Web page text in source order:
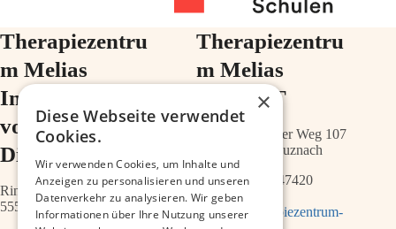
Therapiezentru
m Melias
Im Ärztehaus
vor der
Diakonie
Ringstr.64a
55543 Bad Kreuznach
Therapiezentru
m Melias
im ZIMT
Schwabenheimer Weg 107
55543 Bad Kreuznach
0671 – 21547420
info@therapiezentrum-
×
Diese Webseite verwendet
Cookies.
Wir verwenden Cookies, um Inhalte und
Anzeigen zu personalisieren und unseren
Datenverkehr zu analysieren. Wir geben
Informationen über Ihre Nutzung unserer